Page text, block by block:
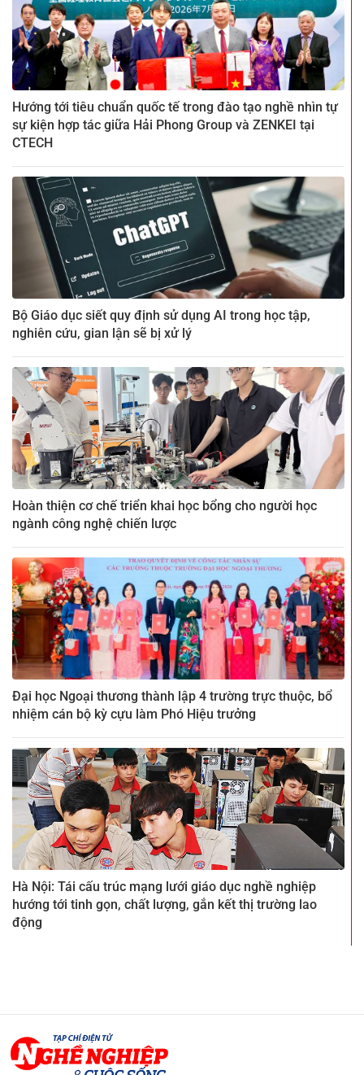
Hướng tới tiêu chuẩn quốc tế trong đào tạo nghề nhìn tự
sự kiện hợp tác giữa Hải Phong Group và ZENKEI tại
CTECH
Bộ Giáo dục siết quy định sử dụng AI trong học tập,
nghiên cứu, gian lận sẽ bị xử lý
Hoàn thiện cơ chế triển khai học bổng cho người học
ngành công nghệ chiến lược
Đại học Ngoại thương thành lập 4 trường trực thuộc, bổ
nhiệm cán bộ kỳ cựu làm Phó Hiệu trưởng
Hà Nội: Tái cấu trúc mạng lưới giáo dục nghề nghiệp
hướng tới tinh gọn, chất lượng, gắn kết thị trường lao
động